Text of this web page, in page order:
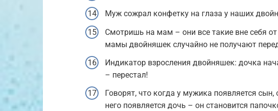
Муж сожрал конфетку на глаза у наших
Смотришь на мам – они все такие вне себя
мамы двойняшек случайно не получают
Индикатор взросления двойняшек: дочка
– перестал!
Говорят, что когда у мужика появляется сын,
него появляется дочь – он становится